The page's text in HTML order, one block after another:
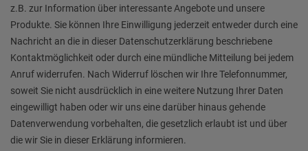
z.B. zur Information über interessante Angebote und unsere
Produkte. Sie können Ihre Einwilligung jederzeit entweder durch eine
Nachricht an die in dieser Datenschutzerklärung beschriebene
Kontaktmöglichkeit oder durch eine mündliche Mitteilung bei jedem
Anruf widerrufen. Nach Widerruf löschen wir Ihre Telefonnummer,
soweit Sie nicht ausdrücklich in eine weitere Nutzung Ihrer Daten
eingewilligt haben oder wir uns eine darüber hinaus gehende
Datenverwendung vorbehalten, die gesetzlich erlaubt ist und über
die wir Sie in dieser Erklärung informieren.